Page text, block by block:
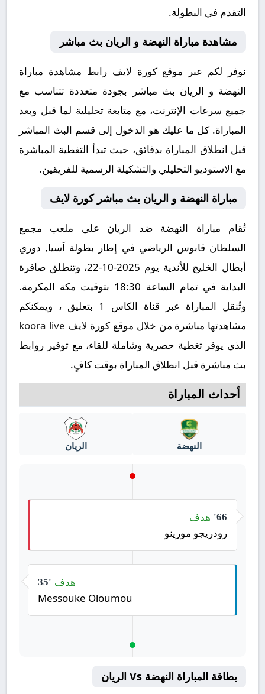
التقدم في البطولة.
مشاهدة مباراة النهضة و الريان بث مباشر
نوفر لكم عبر موقع كورة لايف رابط مشاهدة مباراة
النهضة و الريان بث مباشر بجودة متعددة تتناسب مع
جميع سرعات الإنترنت، مع متابعة تحليلية لما قبل وبعد
المباراة. كل ما عليك هو الدخول إلى قسم البث المباشر
قبل انطلاق المباراة بدقائق، حيث تبدأ التغطية المباشرة
مع الاستوديو التحليلي والتشكيلة الرسمية للفريقين.
مباراة النهضة و الريان بث مباشر كورة لايف
تُقام مباراة النهضة ضد الريان على ملعب مجمع
السلطان قابوس الرياضي في إطار بطولة آسيا, دوري
أبطال الخليج للأندية يوم 2025-10-22، وتنطلق صافرة
البداية في تمام الساعة 18:30 بتوقيت مكة المكرمة.
وتُنقل المباراة عبر قناة الكاس 1 بتعليق ، ويمكنكم
مشاهدتها مباشرة من خلال موقع كورة لايف koora live
الذي يوفر تغطية حصرية وشاملة للقاء، مع توفير روابط
بث مباشرة قبل انطلاق المباراة بوقت كافٍ.
أحداث المباراة
النهضة الريان
66' هدف
رودريجو مورينو
35' هدف
Messouke Oloumou
بطاقة المباراة النهضة Vs الريان